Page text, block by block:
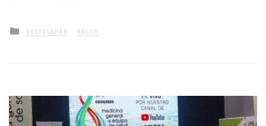
Posted
in
DESTACADAS SALUD